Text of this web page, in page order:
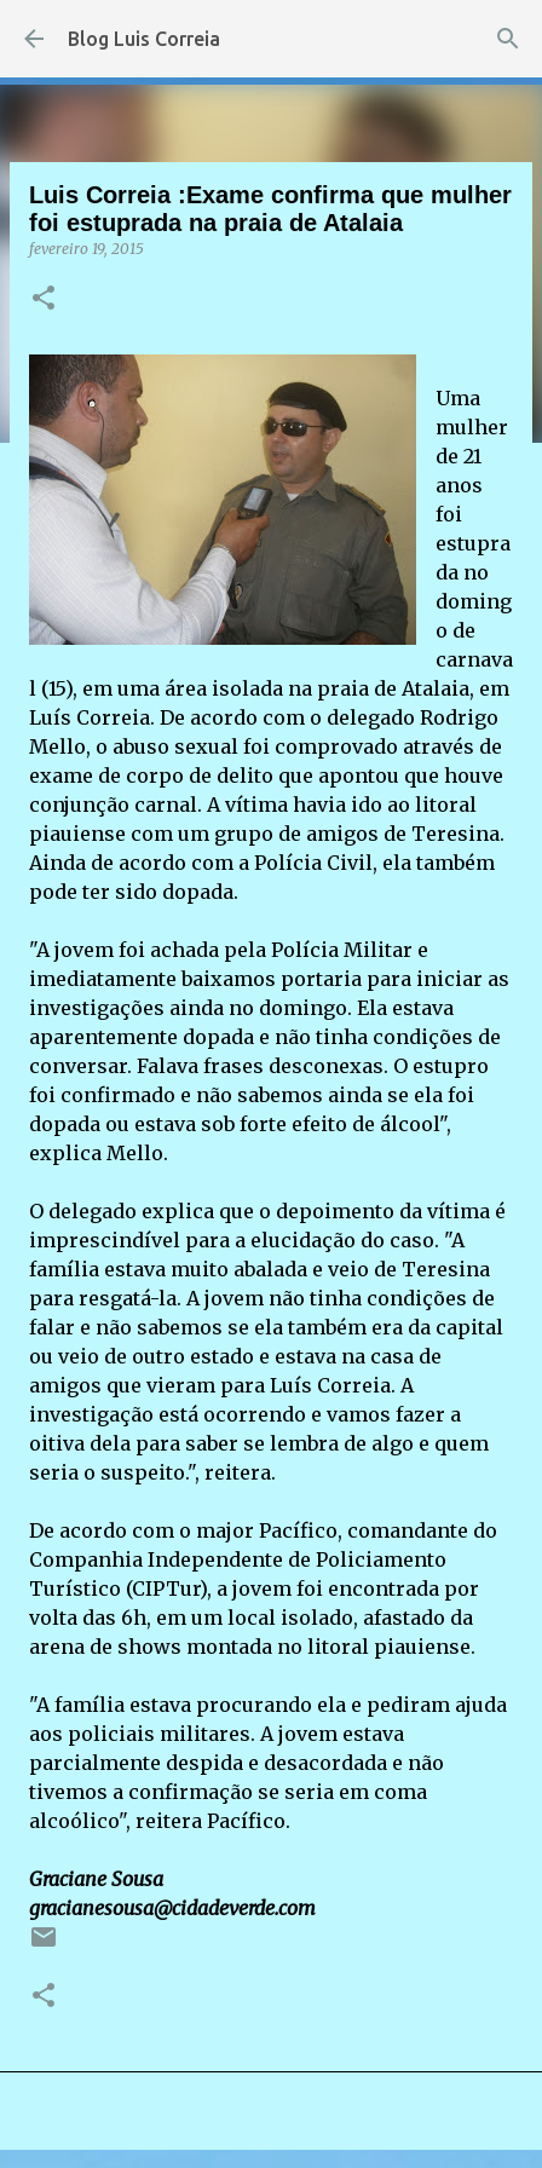
Pular para o conteúdo principal
Blog Luis Correia
Luis Correia :Exame confirma que mulher
foi estuprada na praia de Atalaia
fevereiro 19, 2015
Uma
mulher
de 21
anos
foi
estupra
da no
doming
o de
carnava
l (15), em uma área isolada na praia de Atalaia, em
Luís Correia. De acordo com o delegado Rodrigo
Mello, o abuso sexual foi comprovado através de
exame de corpo de delito que apontou que houve
conjunção carnal. A vítima havia ido ao litoral
piauiense com um grupo de amigos de Teresina.
Ainda de acordo com a Polícia Civil, ela também
pode ter sido dopada.
"A jovem foi achada pela Polícia Militar e
imediatamente baixamos portaria para iniciar as
investigações ainda no domingo. Ela estava
aparentemente dopada e não tinha condições de
conversar. Falava frases desconexas. O estupro
foi confirmado e não sabemos ainda se ela foi
dopada ou estava sob forte efeito de álcool",
explica Mello.
O delegado explica que o depoimento da vítima é
imprescindível para a elucidação do caso. "A
família estava muito abalada e veio de Teresina
para resgatá-la. A jovem não tinha condições de
falar e não sabemos se ela também era da capital
ou veio de outro estado e estava na casa de
amigos que vieram para Luís Correia. A
investigação está ocorrendo e vamos fazer a
oitiva dela para saber se lembra de algo e quem
seria o suspeito.", reitera.
De acordo com o major Pacífico, comandante do
Companhia Independente de Policiamento
Turístico (CIPTur), a jovem foi encontrada por
volta das 6h, em um local isolado, afastado da
arena de shows montada no litoral piauiense.
"A família estava procurando ela e pediram ajuda
aos policiais militares. A jovem estava
parcialmente despida e desacordada e não
tivemos a confirmação se seria em coma
alcoólico", reitera Pacífico.
Graciane Sousa
gracianesousa@cidadeverde.com